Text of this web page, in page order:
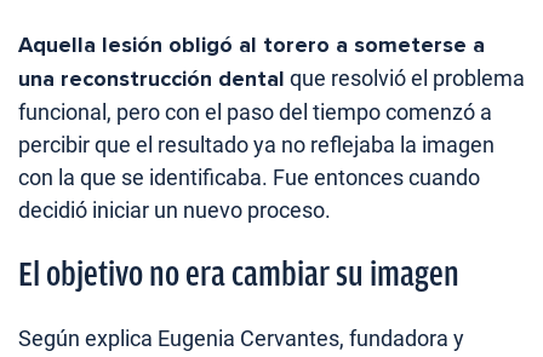
Aquella lesión obligó al torero a someterse a
una reconstrucción dental que resolvió el problema
funcional, pero con el paso del tiempo comenzó a
percibir que el resultado ya no reflejaba la imagen
con la que se identificaba. Fue entonces cuando
decidió iniciar un nuevo proceso.
El objetivo no era cambiar su imagen
Según explica Eugenia Cervantes, fundadora y